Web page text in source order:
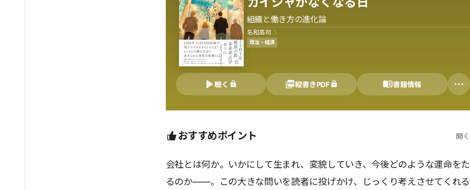
組織と働き方の進化論
名和高司
政治・経済
聴く 縦書きPDF 書籍情報
おすすめポイント 開く
会社とは何か。いかにして生まれ、変貌していき、今後どのような運命を
るのか――。この大きな問いを読者に投げかけ、じっくり考えさせてくれ